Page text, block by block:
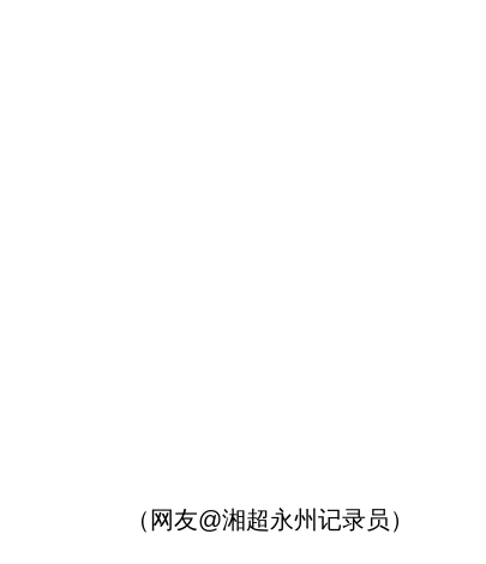
（网友@湘超永州记录员）